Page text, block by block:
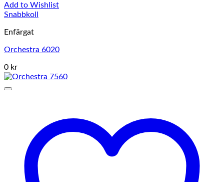
Add to Wishlist
Snabbkoll
Enfärgat
Orchestra 6020
0 kr